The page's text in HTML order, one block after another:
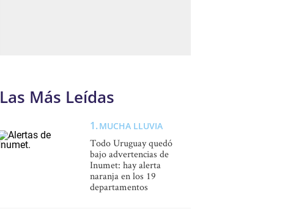
Las Más Leídas
MUCHA LLUVIA
Todo Uruguay quedó
bajo advertencias de
Inumet: hay alerta
naranja en los 19
departamentos